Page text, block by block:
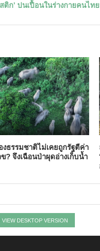
ติก’ ปนเปื้อนในร่างกายคนไทย
ธรรมชาติไม่เคยถูกรัฐตีค่า
ข? จึงเฉือนป่าผุดอ่างเก็บน้ำ
VIEW DESKTOP VERSION